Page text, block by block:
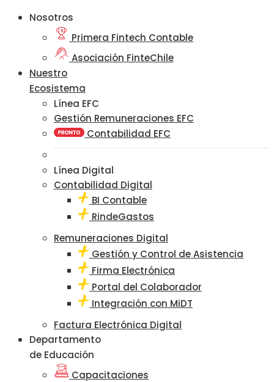
Nosotros
Primera Fintech Contable
Asociación FinteChile
Nuestro
Ecosistema
Línea EFC
Gestión Remuneraciones EFC
Contabilidad EFC
Línea Digital
Contabilidad Digital
BI Contable
RindeGastos
Remuneraciones Digital
Gestión y Control de Asistencia
Firma Electrónica
Portal del Colaborador
Integración con MiDT
Factura Electrónica Digital
Departamento
de Educación
Capacitaciones